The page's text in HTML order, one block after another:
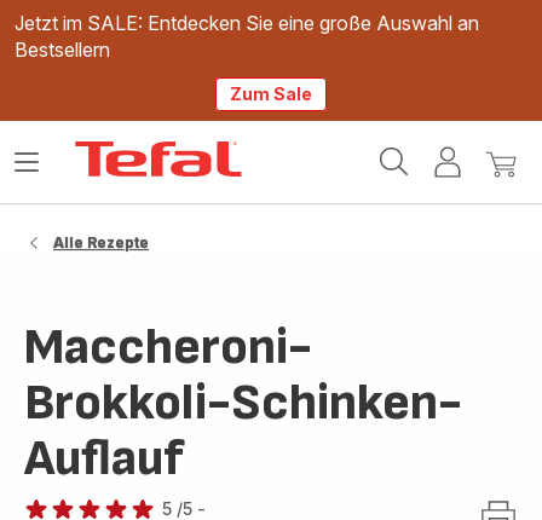
Jetzt im SALE: Entdecken Sie eine große Auswahl an
Bestsellern
Zum Sale
Mein
Mein
Das
Alle Rezepte
Maccheroni-
Brokkoli-Schinken-
Auflauf
5 /5 -